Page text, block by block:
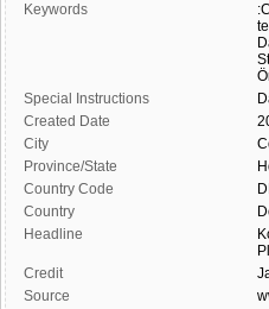
Keywords
Special Instructions
Created Date
City
Province/State
Country Code
Country
Headline
Credit
Source